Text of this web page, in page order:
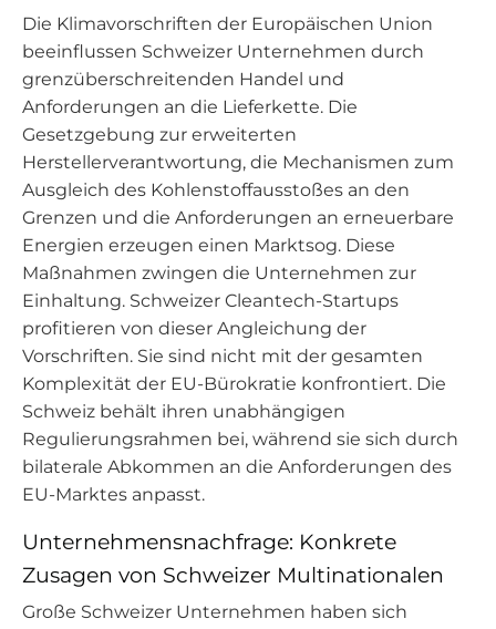
Die Klimavorschriften der Europäischen Union
beeinflussen Schweizer Unternehmen durch
grenzüberschreitenden Handel und
Anforderungen an die Lieferkette. Die
Gesetzgebung zur erweiterten
Herstellerverantwortung, die Mechanismen zum
Ausgleich des Kohlenstoffausstoßes an den
Grenzen und die Anforderungen an erneuerbare
Energien erzeugen einen Marktsog. Diese
Maßnahmen zwingen die Unternehmen zur
Einhaltung. Schweizer Cleantech-Startups
profitieren von dieser Angleichung der
Vorschriften. Sie sind nicht mit der gesamten
Komplexität der EU-Bürokratie konfrontiert. Die
Schweiz behält ihren unabhängigen
Regulierungsrahmen bei, während sie sich durch
bilaterale Abkommen an die Anforderungen des
EU-Marktes anpasst.
Unternehmensnachfrage: Konkrete
Zusagen von Schweizer Multinationalen
Große Schweizer Unternehmen haben sich